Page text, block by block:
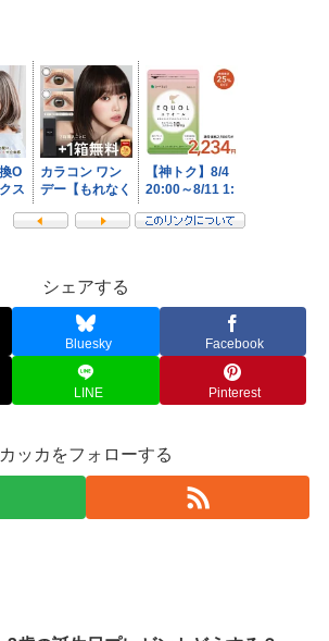
シェアする
Bluesky Facebook
LINE Pinterest
カッカをフォローする